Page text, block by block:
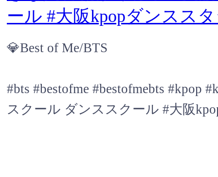
💎Best of Me/BTS
#bts #bestofme #bestofmebts
スクール ダンススクール #大阪